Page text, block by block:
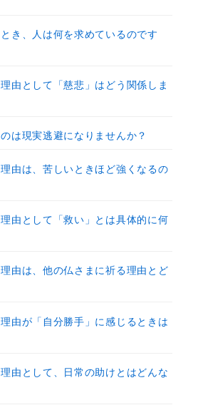
き、人は何を求めているのです
由として「慈悲」はどう関係しま
は現実逃避になりませんか？
由は、苦しいときほど強くなるの
由として「救い」とは具体的に何
由は、他の仏さまに祈る理由とど
由が「自分勝手」に感じるときは
由として、日常の助けとはどんな